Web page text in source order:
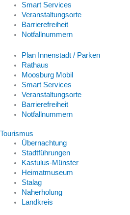
Smart Services
Veranstaltungsorte
Barrierefreiheit
Notfallnummern
Plan Innenstadt / Parken
Rathaus
Moosburg Mobil
Smart Services
Veranstaltungsorte
Barrierefreiheit
Notfallnummern
Tourismus
Übernachtung
Stadtführungen
Kastulus-Münster
Heimatmuseum
Stalag
Naherholung
Landkreis